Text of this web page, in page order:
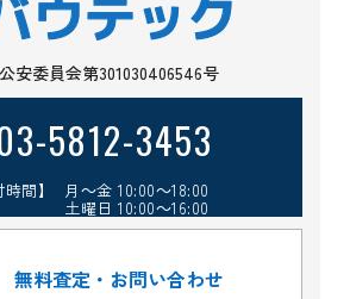
安委員会第301030406546号
5812-3453
時間】 月～金 10:00～18:00
土曜日 10:00～16:00
無料査定・お問い合わせ